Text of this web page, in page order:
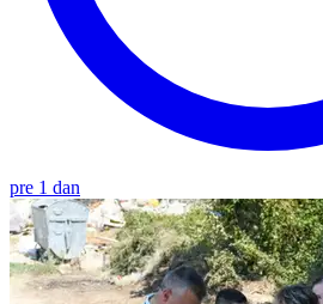
pre 1 dan